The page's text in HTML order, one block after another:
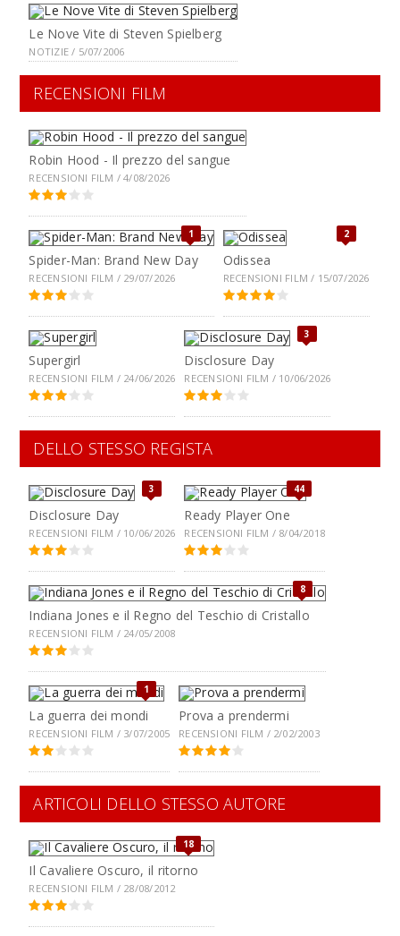
Le Nove Vite di Steven Spielberg
NOTIZIE / 5/07/2006
RECENSIONI FILM
Robin Hood - Il prezzo del sangue
RECENSIONI FILM / 4/08/2026
1
Spider-Man: Brand New Day
RECENSIONI FILM / 29/07/2026
2
Odissea
RECENSIONI FILM / 15/07/2026
Supergirl
RECENSIONI FILM / 24/06/2026
3
Disclosure Day
RECENSIONI FILM / 10/06/2026
DELLO STESSO REGISTA
3
Disclosure Day
RECENSIONI FILM / 10/06/2026
44
Ready Player One
RECENSIONI FILM / 8/04/2018
8
Indiana Jones e il Regno del Teschio di Cristallo
RECENSIONI FILM / 24/05/2008
1
La guerra dei mondi
RECENSIONI FILM / 3/07/2005
Prova a prendermi
RECENSIONI FILM / 2/02/2003
ARTICOLI DELLO STESSO AUTORE
18
Il Cavaliere Oscuro, il ritorno
RECENSIONI FILM / 28/08/2012